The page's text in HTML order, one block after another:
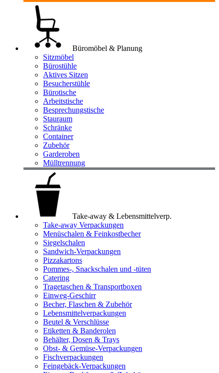
Büromöbel & Planung
Sitzmöbel
Bürostühle
Aktives Sitzen
Besucherstühle
Bürotische
Arbeitstische
Besprechungstische
Stauraum
Schränke
Container
Zubehör
Garderoben
Mülltrennung
Take-away & Lebensmittelverp.
Take-away Verpackungen
Menüschalen & Feinkostbecher
Siegelschalen
Sandwich-Verpackungen
Pizzakartons
Pommes-, Snackschalen und -tüten
Catering
Tragetaschen & Transportboxen
Einweg-Geschirr
Becher, Flaschen & Zubehör
Lebensmittelverpackungen
Beutel & Verschlüsse
Etiketten & Banderolen
Behälter, Dosen & Trays
Obst- & Gemüse-Verpackungen
Fischverpackungen
Feingebäck-Verpackungen